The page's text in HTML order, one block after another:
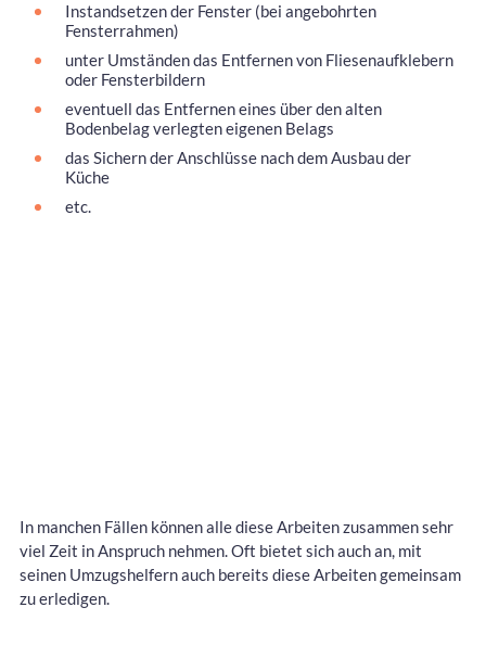
Instandsetzen der Fenster (bei angebohrten
Fensterrahmen)
unter Umständen das Entfernen von Fliesenaufklebern
oder Fensterbildern
eventuell das Entfernen eines über den alten
Bodenbelag verlegten eigenen Belags
das Sichern der Anschlüsse nach dem Ausbau der
Küche
etc.
In manchen Fällen können alle diese Arbeiten zusammen sehr
viel Zeit in Anspruch nehmen. Oft bietet sich auch an, mit
seinen Umzugshelfern auch bereits diese Arbeiten gemeinsam
zu erledigen.